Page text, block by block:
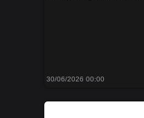
30/06/2026 00:00